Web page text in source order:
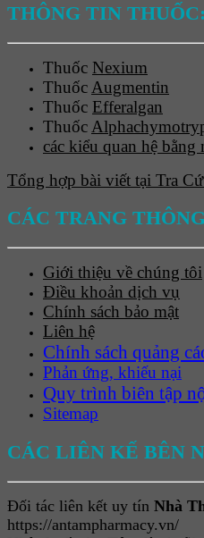
THÔNG TIN THUỐC:
Thuốc Nexium
Thuốc Augmentin
Thuốc Efferalgan
Thuốc
các kiểu quan hệ bằng
Tổng hợp bài viết tại Tra
CÁC TRANG
Giới thiệu về chúng tôi
Điều khoản dịch vụ
Chính sách bảo mật
Liên hệ
Chính sách quảng
Phản ứng, khiếu nại
Quy trình biên tập
Sitemap
CÁC LIÊN KẾ BÊN
Đối tác liên kết uy tín Nhà
https://antampharmacy.vn/